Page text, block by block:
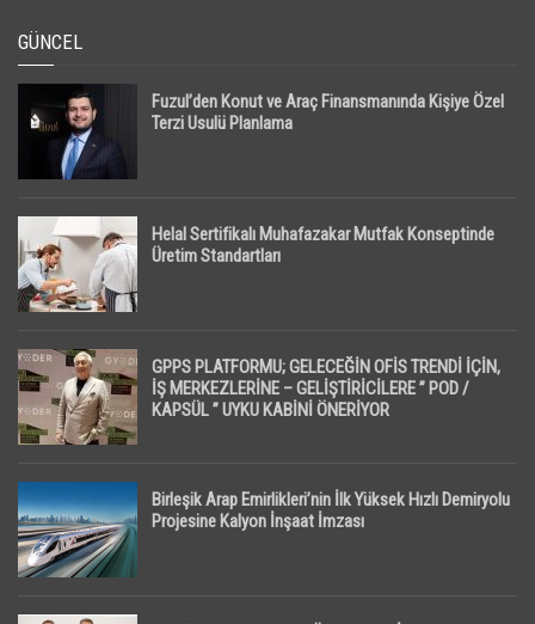
GÜNCEL
Fuzul’den Konut ve Araç Finansmanında Kişiye Özel
Terzi Usulü Planlama
Helal Sertifikalı Muhafazakar Mutfak Konseptinde
Üretim Standartları
GPPS PLATFORMU; GELECEĞİN OFİS TRENDİ İÇİN,
İŞ MERKEZLERİNE – GELİŞTİRİCİLERE ” POD /
KAPSÜL ” UYKU KABİNİ ÖNERİYOR
Birleşik Arap Emirlikleri’nin İlk Yüksek Hızlı Demiryolu
Projesine Kalyon İnşaat İmzası